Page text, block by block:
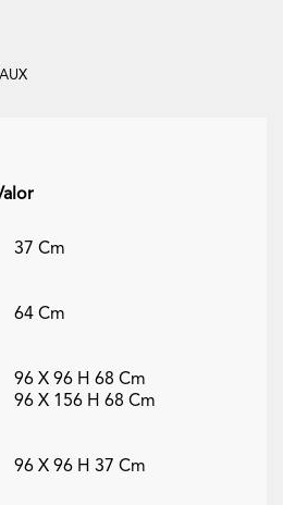
37 Cm
64 Cm
96 X 96 H 68 Cm
96 X 156 H 68 Cm
96 X 96 H 37 Cm